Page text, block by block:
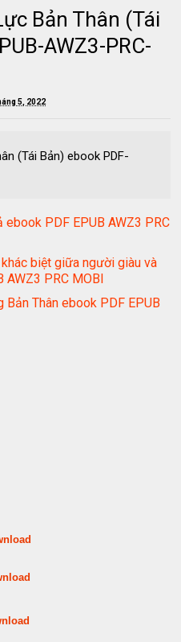
Bản Thân (Tái
AWZ3-PRC-
5, 2022
(Tái Bản) ebook PDF-
PDF EPUB AWZ3 PRC
biệt giữa người giàu và
AWZ3 PRC MOBI
Bản Thân ebook PDF EPUB